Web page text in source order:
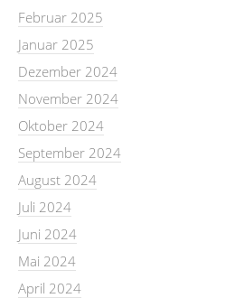
Februar 2025
Januar 2025
Dezember 2024
November 2024
Oktober 2024
September 2024
August 2024
Juli 2024
Juni 2024
Mai 2024
April 2024